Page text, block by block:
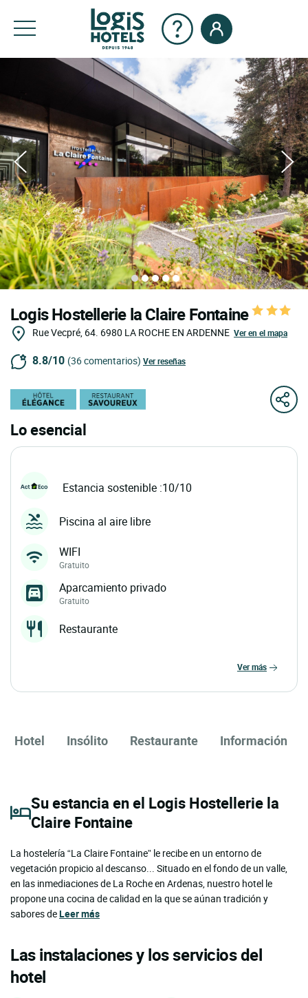
Logis Hostellerie la Claire Fontaine
Rue Vecpré, 64. 6980 LA ROCHE EN ARDENNE Ver en el mapa
8.8/10 (36 comentarios) Ver reseñas
Lo esencial
Estancia sostenible :10/10
Piscina al aire libre
WIFI
Gratuito
Aparcamiento privado
Gratuito
Restaurante
ver más
Hotel Insólito Restaurante Información
Su estancia en el Logis Hostellerie la
Claire Fontaine
La hostelería “La Claire Fontaine” le recibe en un entorno de
vegetación propicio al descanso... Situado en el fondo de un valle,
en las inmediaciones de La Roche en Ardenas, nuestro hotel le
propone una cocina de calidad en la que se aúnan tradición y
sabores deLeer más
Las instalaciones y los servicios del
hotel